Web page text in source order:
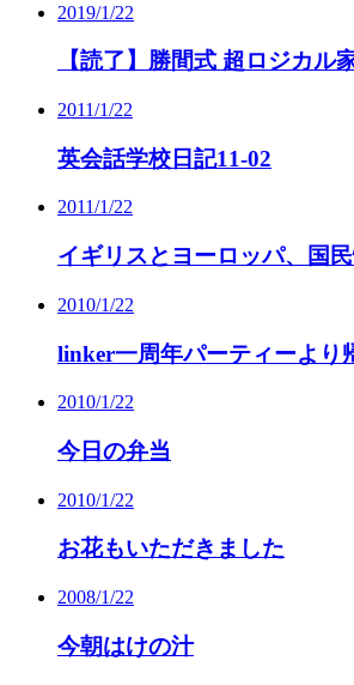
2019/1/22
【読了】勝間式 超ロジカル
2011/1/22
英会話学校日記11-02
2011/1/22
イギリスとヨーロッパ、国
2010/1/22
linker一周年パーティーより
2010/1/22
今日の弁当
2010/1/22
お花もいただきました
2008/1/22
今朝はけの汁